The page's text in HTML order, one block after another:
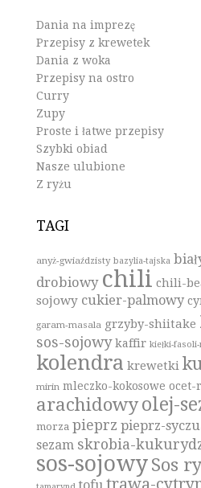
Dania na imprezę
Przepisy z krewetek
Dania z woka
Przepisy na ostro
Curry
Zupy
Proste i łatwe przepisy
Szybki obiad
Nasze ulubione
Z ryżu
TAGI
anyż-gwiaździsty bazylia-tajska
drobiowy chili chili-
sojowy cukier-palmowy
garam-masala grzyby-shiitake
sos-sojowy kaffir kiełki-fasoli-
kolendra krewetki
mirin mleczko-kokosowe ocet-
arachidowy olej-
morza pieprz pieprz-
sezam skrobia-
sos-sojowy Sos
trawa-